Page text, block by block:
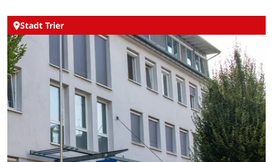
Stadt Trier